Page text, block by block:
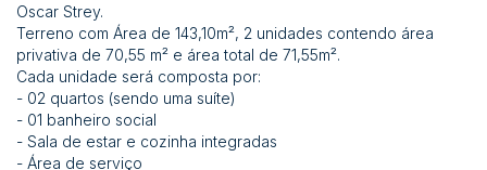
Oscar Strey.
Terreno com Área de 143,10m², 2 unidades contendo área
privativa de 70,55 m² e área total de 71,55m².
Cada unidade será composta por:
- 02 quartos (sendo uma suíte)
- 01 banheiro social
- Sala de estar e cozinha integradas
- Área de serviço